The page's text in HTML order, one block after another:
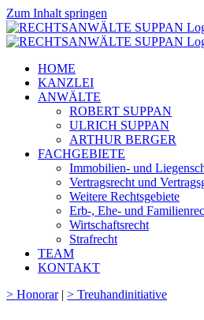
Zum Inhalt springen
HOME
KANZLEI
ANWÄLTE
ROBERT SUPPAN
ULRICH SUPPAN
ARTHUR BERGER
FACHGEBIETE
Immobilien- und
Vertragsrecht und
Weitere Rechtsgebiete
Erb-, Ehe- und
Wirtschaftsrecht
Strafrecht
TEAM
KONTAKT
> Honorar | > Treuhandinitiative